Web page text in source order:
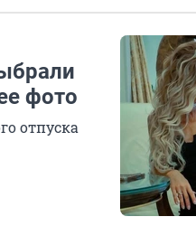
фото
отпуска